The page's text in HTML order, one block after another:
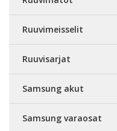
Ruuvimeisselit
Ruuvisarjat
Samsung akut
Samsung varaosat